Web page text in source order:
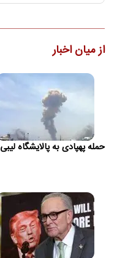
از میان اخبار
حمله پهپادی به پالایشگاه لیبی